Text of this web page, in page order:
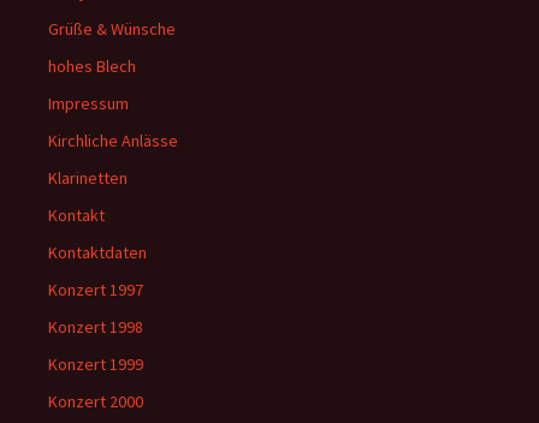
Grüße & Wünsche
hohes Blech
Impressum
Kirchliche Anlässe
Klarinetten
Kontakt
Kontaktdaten
Konzert 1997
Konzert 1998
Konzert 1999
Konzert 2000